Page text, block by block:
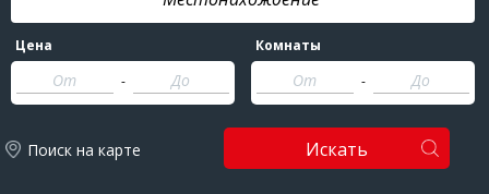
Цена
-
Комнаты
-
Поиск на карте Искать